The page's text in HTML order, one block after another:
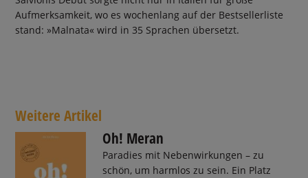
Aufmerksamkeit, wo es wochenlang auf der Bestsellerliste
stand: »Malnata« wird in 35 Sprachen übersetzt.
Weitere Artikel
Oh! Meran
Paradies mit Nebenwirkungen – zu
schön, um harmlos zu sein. Ein Platz